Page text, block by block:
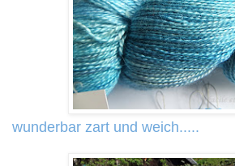
wunderbar zart und weich.....